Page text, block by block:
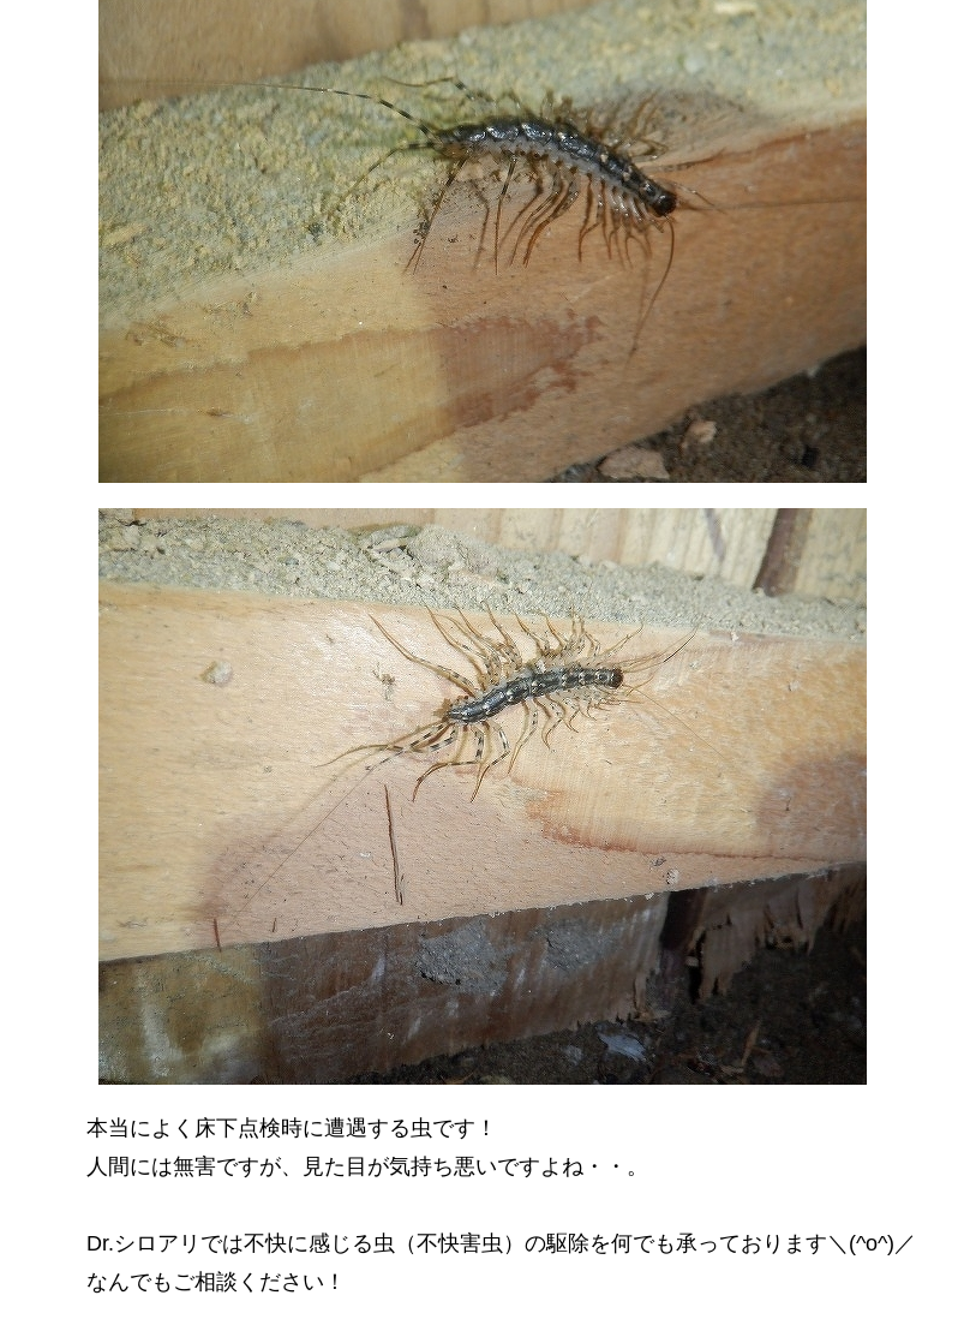
本当によく床下点検時に遭遇する虫です！
人間には無害ですが、見た目が気持ち悪いですよね・・。
Dr.シロアリでは不快に感じる虫（不快害虫）の駆除を何でも承っております＼(^o^)／
なんでもご相談ください！